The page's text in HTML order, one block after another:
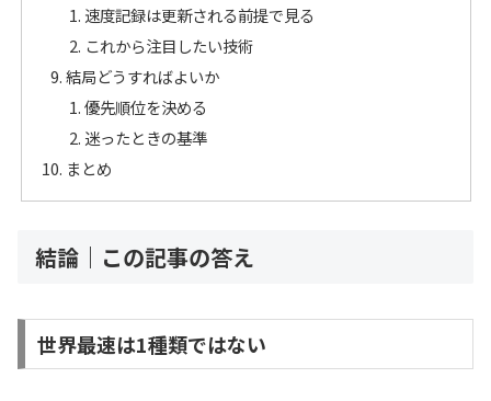
速度記録は更新される前提で見る
これから注目したい技術
結局どうすればよいか
優先順位を決める
迷ったときの基準
まとめ
結論｜この記事の答え
世界最速は1種類ではない